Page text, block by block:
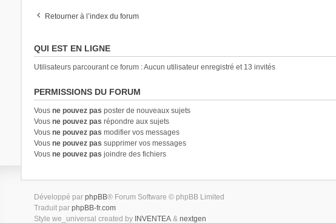
Retourner à l’index du forum
QUI EST EN LIGNE
Utilisateurs parcourant ce forum : Aucun utilisateur enregistré et 13 invités
PERMISSIONS DU FORUM
Vous ne pouvez pas poster de nouveaux sujets
Vous ne pouvez pas répondre aux sujets
Vous ne pouvez pas modifier vos messages
Vous ne pouvez pas supprimer vos messages
Vous ne pouvez pas joindre des fichiers
Développé par phpBB® Forum Software © phpBB Limited
Traduit par phpBB-fr.com
Style we_universal created by INVENTEA& nextgen